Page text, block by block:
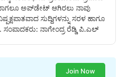
ಅಪ್‌ಡೇಟ್ ಆಗಿರಲು ನಾವು
ಸುದ್ದಿಗಳನ್ನು ಸರಳ ಹಾಗೂ
ಸಂಪಾದಕರು: ನಾಗೇಂದ್ರ ರೆಡ್ಡಿ ಪಿ.ಎಲ್
Join Now